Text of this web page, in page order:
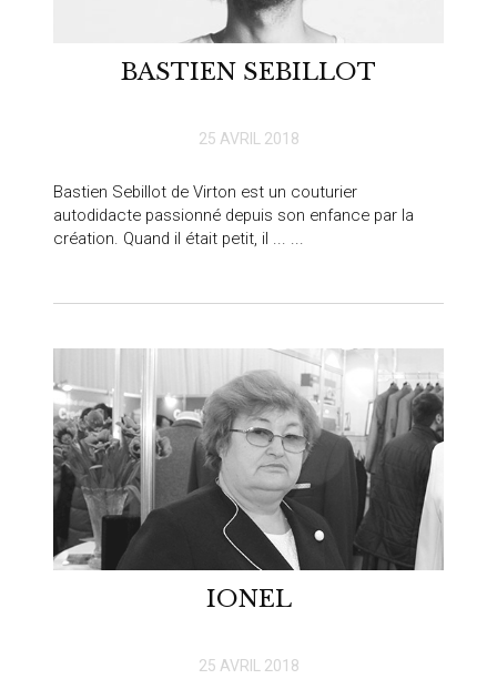
BASTIEN SEBILLOT
25 AVRIL 2018
Bastien Sebillot de Virton est un couturier
autodidacte passionné depuis son enfance par la
création. Quand il était petit, il ... ...
IONEL
25 AVRIL 2018